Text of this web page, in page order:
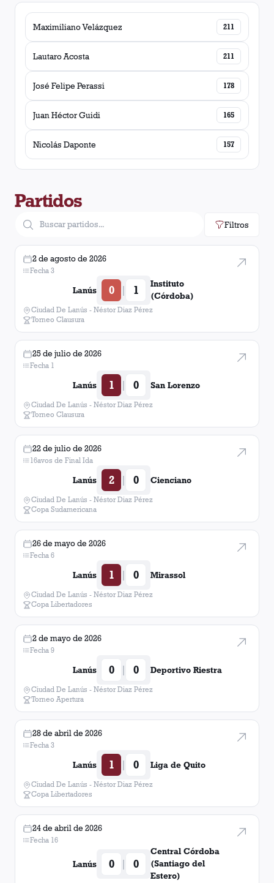
Maximiliano Velázquez 211
Lautaro Acosta 211
José Felipe Perassi 178
Juan Héctor Guidi 165
Nicolás Daponte 157
Partidos
Filtros
2 de agosto de 2026
Fecha 3
Lanús 0 | 1
Instituto
(Córdoba)
Ciudad De Lanús - Néstor Diaz Pérez
Torneo Clausura
25 de julio de 2026
Fecha 1
Lanús 1 | 0 San Lorenzo
Ciudad De Lanús - Néstor Diaz Pérez
Torneo Clausura
22 de julio de 2026
16avos de Final Ida
Lanús 2 | 0 Cienciano
Ciudad De Lanús - Néstor Diaz Pérez
Copa Sudamericana
26 de mayo de 2026
Fecha 6
Lanús 1 | 0 Mirassol
Ciudad De Lanús - Néstor Diaz Pérez
Copa Libertadores
2 de mayo de 2026
Fecha 9
Lanús 0 | 0 Deportivo Riestra
Ciudad De Lanús - Néstor Diaz Pérez
Torneo Apertura
28 de abril de 2026
Fecha 3
Lanús 1 | 0 Liga de Quito
Ciudad De Lanús - Néstor Diaz Pérez
Copa Libertadores
24 de abril de 2026
Fecha 16
Lanús 0 | 0
Central Córdoba
(Santiago del
Estero)